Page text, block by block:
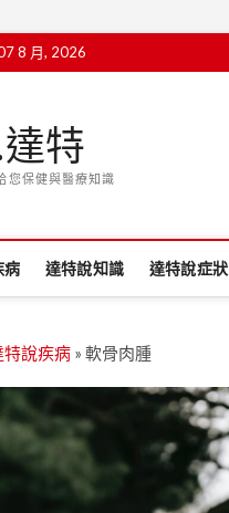
8 月, 2026
特
您保健與醫療知識
病 達特說知識 達特說症狀
特說疾病 » 軟骨肉腫